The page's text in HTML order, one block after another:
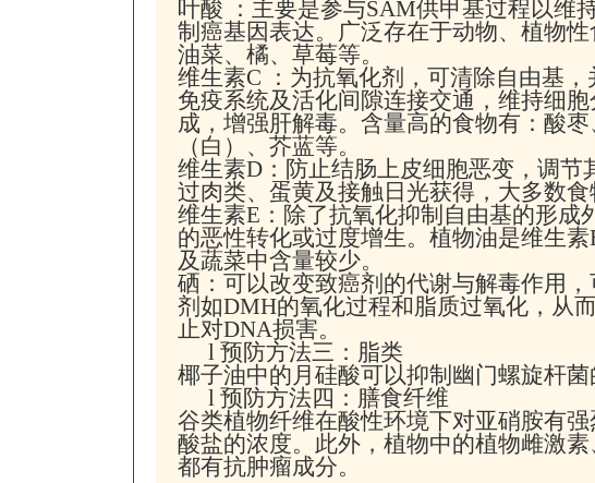
叶酸 ：主要是参与SAM供甲基过程以维
制癌基因表达。广泛存在于动物、植物性
油菜、橘、草莓等。
维生素C ：为抗氧化剂，可清除自由基
免疫系统及活化间隙连接交通，维持细
成，增强肝解毒。含量高的食物有：酸
（白）、芥蓝等。
维生素D：防止结肠上皮细胞恶变，调节
过肉类、蛋黄及接触日光获得，大多数食
维生素E：除了抗氧化抑制自由基的形成
的恶性转化或过度增生。植物油是维生
及蔬菜中含量较少。
硒：可以改变致癌剂的代谢与解毒作用
剂如DMH的氧化过程和脂质过氧化，从
止对DNA损害。
l 预防方法三：脂类
椰子油中的月硅酸可以抑制幽门螺旋杆菌
l 预防方法四：膳食纤维
谷类植物纤维在酸性环境下对亚硝胺有
酸盐的浓度。此外，植物中的植物雌激
都有抗肿瘤成分。